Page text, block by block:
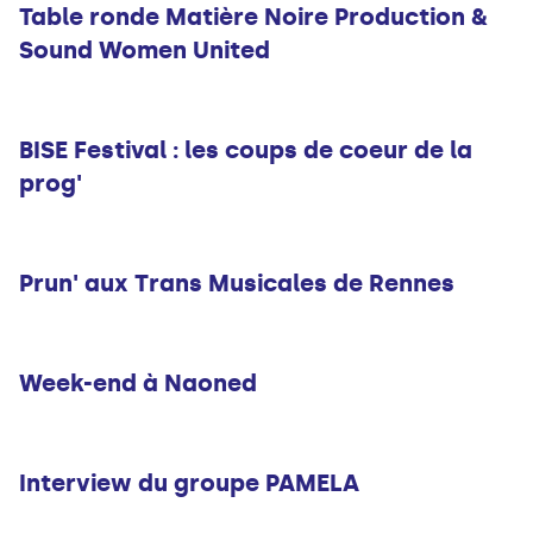
Table ronde Matière Noire Production &
Sound Women United
BISE Festival : les coups de coeur de la
prog'
Prun' aux Trans Musicales de Rennes
Week-end à Naoned
Interview du groupe PAMELA